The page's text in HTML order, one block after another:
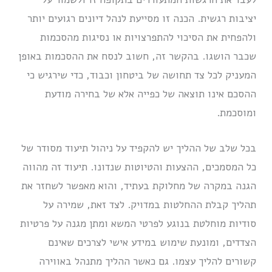
יציבות רגשית. הכנה זו מסייעת לנהל דיונים רגועים יותר
ולהפחית את הסיכוי להתפרצויות או נסיגות מהסכמות
שכבר הושגו. בהקשר זה, חשוב לנסח את ההסכמות באופן
המעניק לכל צד תחושה של ביטחון וכבוד, כדי שירגיש כי
ההסכם אינו תוצאה של כפייה אלא של בחירה מודעת
ומוסכמת.
בכל שלב של ההליך יש להקפיד על ניהול תיעוד מסודר של
כל המסמכים, ההצעות והטיוטות שנדונו. תיעוד זה מהווה
הגנה במקרה של מחלוקת בעתיד, והוא מאפשר לשחזר את
תהליך קבלת ההחלטות במדויק. לצד זאת, שמירה על
סודיות מוחלטת בנוגע לפרטי המשא ומתן מגנה על פרטיות
הצדדים, ומונעת שימוש במידע אישי לצרכים שאינם
קשורים להליך עצמו. גם כאשר ההליך מתנהל באווירה